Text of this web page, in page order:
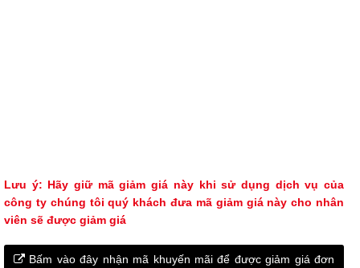
Lưu ý: Hãy giữ mã giảm giá này khi sử dụng dịch vụ của
công ty chúng tôi quý khách đưa mã giảm giá này cho nhân
viên sẽ được giảm giá
Bấm vào đây nhận mã khuyến mãi để được giảm giá đơn